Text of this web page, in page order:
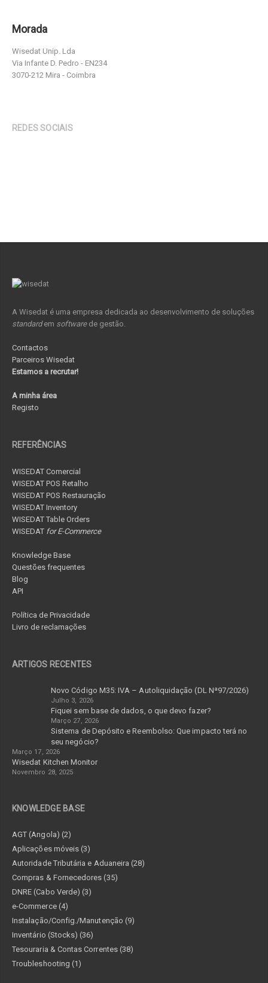
Morada
Wisedat Unip. Lda
Via Infante D. Pedro - EN234
3070-212 Mira - Coimbra
REDES SOCIAIS
A Wisedat é uma empresa dedicada ao desenvolvimento de soluções
standardem softwarede gestão.
Contactos
Parceiros Wisedat
Estamos a recrutar!
A minha área
Registo
REFERÊNCIAS
WISEDAT Comercial
WISEDAT POS Retalho
WISEDAT POS Restauração
WISEDAT Inventory
WISEDAT Table Orders
WISEDAT for E-Commerce
Knowledge Base
Questões frequentes
Blog
API
Política de Privacidade
Livro de reclamações
ARTIGOS RECENTES
Novo Código M35: IVA – Autoliquidação (DL Nª97/2026)
Julho 3, 2026
Fiquei sem base de dados, o que devo fazer?
Março 27, 2026
Sistema de Depósito e Reembolso: Que impacto terá no
seu negócio?
Março 17, 2026
Wisedat Kitchen Monitor
Novembro 28, 2025
KNOWLEDGE BASE
AGT (Angola) (2)
Aplicações móveis (3)
Autoridade Tributária e Aduaneira (28)
Compras & Fornecedores (35)
DNRE (Cabo Verde) (3)
e-Commerce (4)
Instalação/Config./Manutenção (9)
Inventário (Stocks) (36)
Tesouraria & Contas Correntes (38)
Troubleshooting (1)